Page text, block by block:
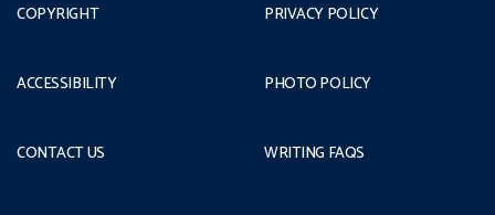
COPYRIGHT
ACCESSIBILITY
CONTACT US
PRIVACY POLICY
PHOTO POLICY
WRITING FAQS